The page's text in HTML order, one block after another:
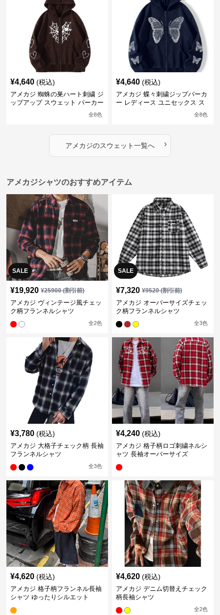
¥4,640 (税込)
アメカジ 蜘蛛の巣ハート刺繍 ジ
ップアップ スウェット パーカー
全8色
¥4,640 (税込)
アメカジ 蝶々刺繍ジップパーカ
ー レディース ユニセックス ス
全8色
アメカジのスウェット一覧へ ›
アメカジシャツのおすすめアイテム
SALE
¥19,920 ¥25900(割引前)
アメカジ ヴィンテージ風チェッ
ク柄フランネルシャツ
全2色
SALE
¥7,320 ¥9520(割引前)
アメカジ オーバーサイズチェッ
ク柄フランネルシャツ
全3色
¥3,780 (税込)
アメカジ 大格子チェック柄 長袖
フランネルシャツ
全3色
¥4,240 (税込)
アメカジ 格子柄ロゴ刺繍ネルシ
ャツ 長袖オーバーサイズ
¥4,620 (税込)
アメカジ 格子柄フランネル長袖
シャツ ゆったりシルエット
¥4,620 (税込)
アメカジ デニム切替えチェック
柄長袖シャツ
全2色